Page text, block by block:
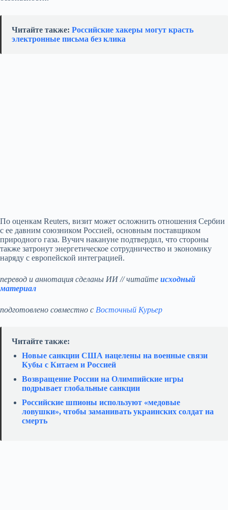
Читайте также: Российские хакеры могут красть
электронные письма без клика
По оценкам Reuters, визит может осложнить отношения Сербии
с ее давним союзником Россией, основным поставщиком
природного газа. Вучич накануне подтвердил, что стороны
также затронут энергетическое сотрудничество и экономику
наряду с европейской интеграцией.
перевод и аннотация сделаны ИИ // читайте исходный
материал
подготовлено совместно с Восточный Курьер
Читайте также:
Новые санкции США нацелены на военные связи
Кубы с Китаем и Россией
Возвращение России на Олимпийские игры
подрывает глобальные санкции
Российские шпионы используют «медовые
ловушки», чтобы заманивать украинских солдат на
смерть